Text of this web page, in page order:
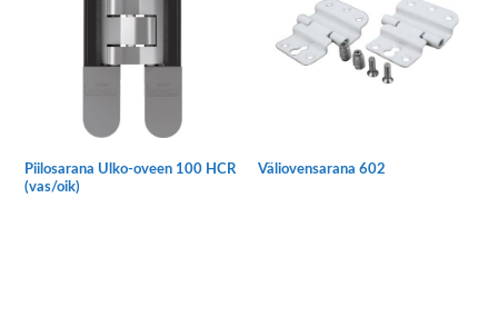
tehdä
valinnat
Piilosarana Ulko-oveen 100 HCR
(vas/oik)
Väliovensarana 602